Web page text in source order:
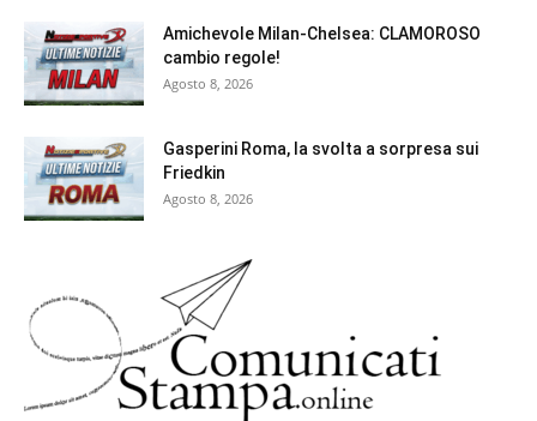
Amichevole Milan-Chelsea: CLAMOROSO
cambio regole!
Agosto 8, 2026
Gasperini Roma, la svolta a sorpresa sui
Friedkin
Agosto 8, 2026